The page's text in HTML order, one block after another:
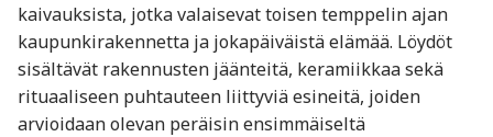
kaivauksista, jotka valaisevat toisen temppelin ajan
kaupunkirakennetta ja jokapäiväistä elämää. Löydöt
sisältävät rakennusten jäänteitä, keramiikkaa sekä
rituaaliseen puhtauteen liittyviä esineitä, joiden
arvioidaan olevan peräisin ensimmäiseltä